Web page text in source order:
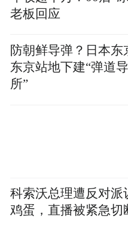
老板回应
防朝鲜导弹？日本东
东京站地下建“弹道
所”
科索沃总理遭反对派
鸡蛋，直播被紧急切